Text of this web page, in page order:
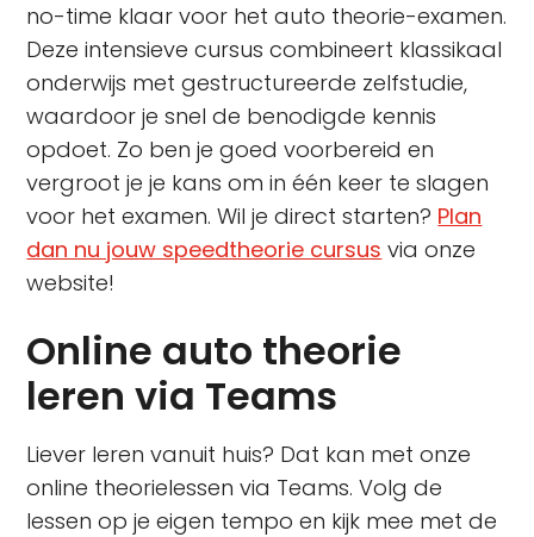
no-time klaar voor het auto theorie-examen.
Deze intensieve cursus combineert klassikaal
onderwijs met gestructureerde zelfstudie,
waardoor je snel de benodigde kennis
opdoet. Zo ben je goed voorbereid en
vergroot je je kans om in één keer te slagen
voor het examen. Wil je direct starten? Plan
dan nu jouw speedtheorie cursus via onze
website!
Online auto theorie
leren via Teams
Liever leren vanuit huis? Dat kan met onze
online theorielessen via Teams. Volg de
lessen op je eigen tempo en kijk mee met de